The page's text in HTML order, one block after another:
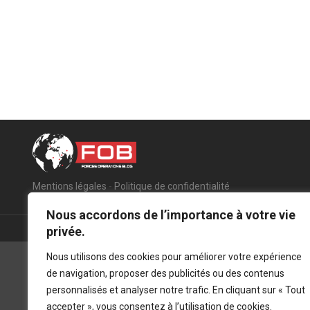
Nous accordons de l’importance à votre vie
privée.
Nous utilisons des cookies pour améliorer votre expérience
de navigation, proposer des publicités ou des contenus
personnalisés et analyser notre trafic. En cliquant sur « Tout
accepter », vous consentez à l’utilisation de cookies.
Mentions légales - Politique de confidentialité